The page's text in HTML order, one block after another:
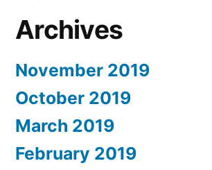
Archives
November 2019
October 2019
March 2019
February 2019